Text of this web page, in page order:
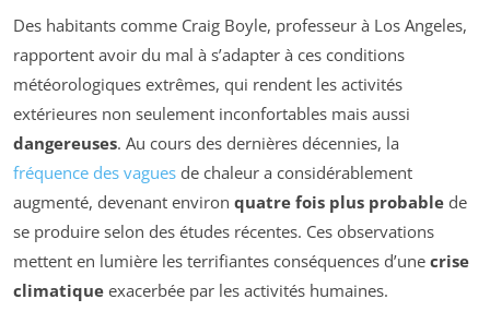
Des habitants comme Craig Boyle, professeur à Los Angeles,
rapportent avoir du mal à s’adapter à ces conditions
météorologiques extrêmes, qui rendent les activités
extérieures non seulement inconfortables mais aussi
dangereuses. Au cours des dernières décennies, la
fréquence des vagues de chaleur a considérablement
augmenté, devenant environ quatre fois plus probable de
se produire selon des études récentes. Ces observations
mettent en lumière les terrifiantes conséquences d’une crise
climatique exacerbée par les activités humaines.